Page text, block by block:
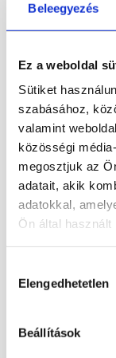
Beleegyezés
Ez a weboldal
Sütiket
szabásához,
valamint
közösségi
megosztjuk az
adatait, akik
adatokkal,
Ön által
kiválasztása
Elengedhetetlen
Beállítások
Cikkszám:
Címkék:
Leírás
Fekete
Termék
Mérete :